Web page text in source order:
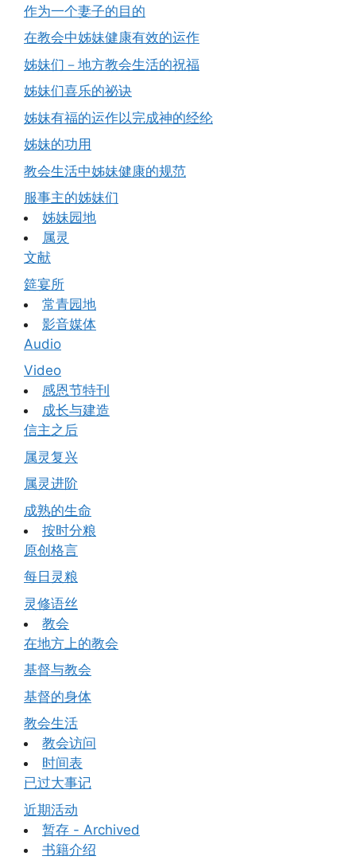
作为一个妻子的目的
在教会中姊妹健康有效的运作
姊妹们－地方教会生活的祝福
姊妹们喜乐的祕诀
姊妹有福的运作以完成神的经纶
姊妹的功用
教会生活中姊妹健康的规范
服事主的姊妹们
姊妹园地
属灵
文献
筵宴所
常青园地
影音媒体
Audio
Video
感恩节特刊
成长与建造
信主之后
属灵复兴
属灵进阶
成熟的生命
按时分粮
原创格言
每日灵粮
灵修语丝
教会
在地方上的教会
基督与教会
基督的身体
教会生活
教会访问
时间表
已过大事记
近期活动
暂存 - Archived
书籍介绍